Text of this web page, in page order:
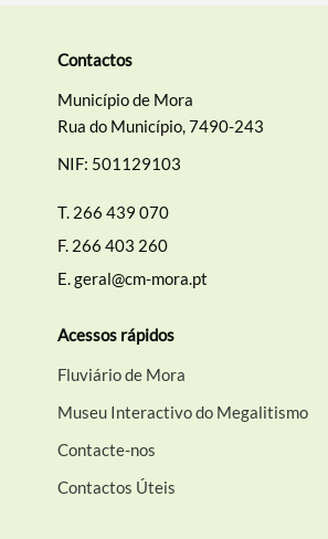
Contactos
Município de Mora
Rua do Município, 7490-243
NIF: 501129103
T. 266 439 070
F. 266 403 260
E.geral@cm-mora.pt
Acessos rápidos
Fluviário de Mora
Museu Interactivo do Megalitismo
Contacte-nos
Contactos Úteis